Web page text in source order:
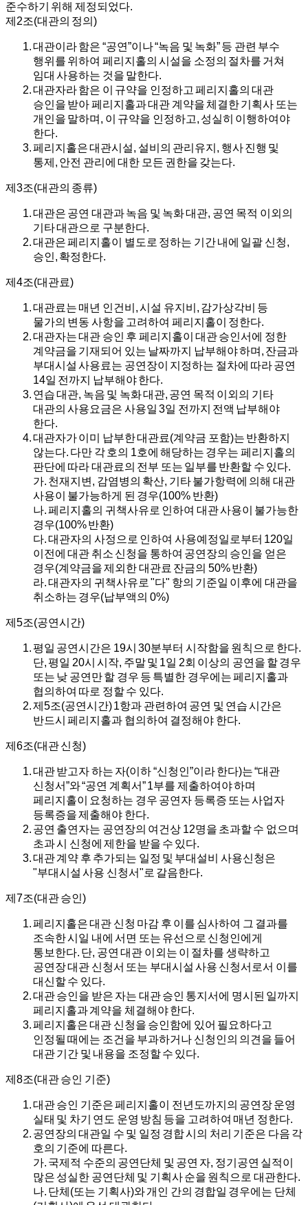
준수하기 위해 제정되었다.
제2조(대관의 정의)
대관이라 함은 “공연”이나 “녹음 및 녹화” 등 관련 부수
행위를 위하여 페리지홀의 시설을 소정의 절차를 거쳐
임대 사용하는 것을 말한다.
대관자라 함은 이 규약을 인정하고 페리지홀의 대관
승인을 받아 페리지홀과 대관 계약을 체결한 기획사 또는
개인을 말하며, 이 규약을 인정하고, 성실히 이행하여야
한다.
페리지홀은 대관시설, 설비의 관리유지, 행사 진행 및
통제, 안전 관리에 대한 모든 권한을 갖는다.
제3조(대관의 종류)
대관은 공연 대관과 녹음 및 녹화 대관, 공연 목적 이외의
기타 대관으로 구분한다.
대관은 페리지홀이 별도로 정하는 기간 내에 일괄 신청,
승인, 확정한다.
제4조(대관료)
대관료는 매년 인건비, 시설 유지비, 감가상각비 등
물가의 변동 사항을 고려하여 페리지홀이 정한다.
대관자는 대관 승인 후 페리지홀이 대관 승인서에 정한
계약금을 기재되어 있는 날짜까지 납부해야 하며, 잔금과
부대시설 사용료는 공연장이 지정하는 절차에 따라 공연
14일 전까지 납부해야 한다.
연습 대관, 녹음 및 녹화 대관, 공연 목적 이외의 기타
대관의 사용요금은 사용일 3일 전까지 전액 납부해야
한다.
대관자가 이미 납부한 대관료(계약금 포함)는 반환하지
않는다. 다만 각 호의 1호에 해당하는 경우는 페리지홀의
판단에 따라 대관료의 전부 또는 일부를 반환할 수 있다.
가. 천재지변, 감염병의 확산, 기타 불가항력에 의해 대관
사용이 불가능하게 된 경우(100% 반환)
나.페리지홀의 귀책사유로 인하여 대관 사용이 불가능한
경우(100% 반환)
다.대관자의 사정으로 인하여 사용예정일로부터 120일
이전에 대관 취소 신청을 통하여 공연장의 승인을 얻은
경우(계약금을 제외한 대관료 잔금의 50% 반환)
라.대관자의 귀책사유로 "다" 항의 기준일 이후에 대관을
취소하는 경우(납부액의 0%)
제5조(공연시간)
평일 공연시간은 19시 30분부터 시작함을 원칙으로 한다.
단, 평일 20시 시작, 주말 및 1일 2회 이상의 공연을 할 경우
또는 낮 공연만 할 경우 등 특별한 경우에는 페리지홀과
협의하여 따로 정할 수 있다.
제5조(공연시간) 1항과 관련하여 공연 및 연습 시간은
반드시 페리지홀과 협의하여 결정해야 한다.
제6조(대관 신청)
대관 받고자 하는 자(이하 “신청인”이라 한다)는 “대관
신청서”와 “공연 계획서” 1부를 제출하여야 하며
페리지홀이 요청하는 경우 공연자 등록증 또는 사업자
등록증을 제출해야 한다.
공연 출연자는 공연장의 여건상 12명을 초과할 수 없으며
초과 시 신청에 제한을 받을 수 있다.
대관 계약 후 추가되는 일정 및 부대설비 사용신청은
"부대시설 사용 신청서"로 갈음한다.
제7조(대관 승인)
페리지홀은 대관 신청 마감 후 이를 심사하여 그 결과를
조속한 시일 내에 서면 또는 유선으로 신청인에게
통보한다. 단, 공연 대관 이외는 이 절차를 생략하고
공연장 대관 신청서 또는 부대시설 사용 신청서로서 이를
대신할 수 있다.
대관 승인을 받은 자는 대관 승인 통지서에 명시된 일까지
페리지홀과 계약을 체결해야 한다.
페리지홀은 대관 신청을 승인함에 있어 필요하다고
인정될 때에는 조건을 부과하거나 신청인의 의견을 들어
대관 기간 및 내용을 조정할 수 있다.
제8조(대관 승인 기준)
대관 승인 기준은 페리지홀이 전년도까지의 공연장 운영
실태 및 차기 연도 운영 방침 등을 고려하여 매년 정한다.
공연장의 대관일 수 및 일정 경합 시의 처리 기준은 다음 각
호의 기준에 따른다.
가. 국제적 수준의 공연단체 및 공연 자, 정기공연 실적이
많은 성실한 공연단체 및 기획사 순을 원칙으로 대관한다.
나. 단체(또는 기획사)와 개인 간의 경합일 경우에는 단체